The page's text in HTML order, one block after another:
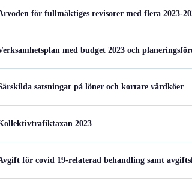
för fullmäktiges revisorer med flera 2023-
med budget 2023 och
satsningar på löner och kortare vårdköer
2023
för covid 19-relaterad behandling samt